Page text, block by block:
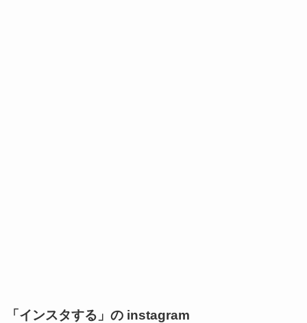
「インスタする」の instagram